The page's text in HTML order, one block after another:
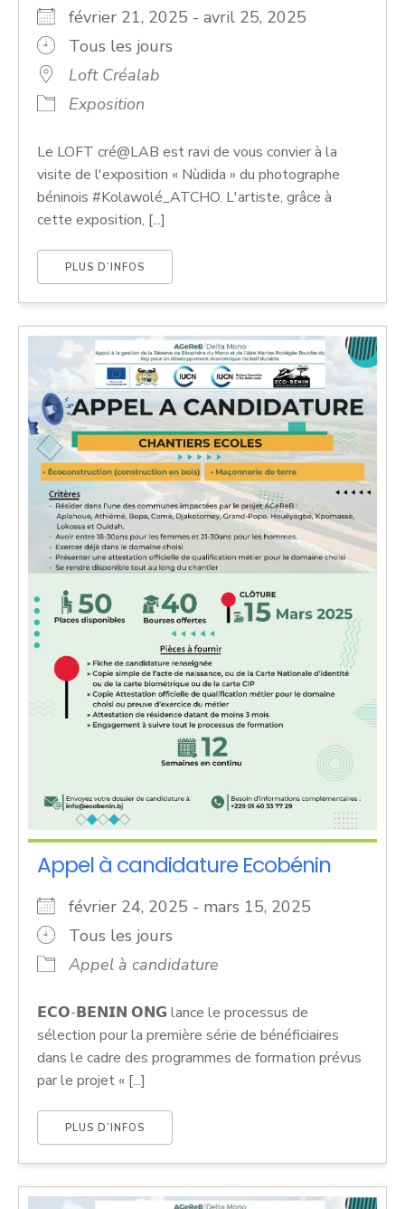
février 21, 2025 - avril 25, 2025
Tous les jours
Loft Créalab
Exposition
Le LOFT cré@LAB est ravi de vous convier à la
visite de l'exposition « Nùdida » du photographe
béninois #Kolawolé_ATCHO. L'artiste, grâce à
cette exposition, [...]
PLUS D’INFOS
Appel à candidature Ecobénin
février 24, 2025 - mars 15, 2025
Tous les jours
Appel à candidature
𝗘𝗖𝗢-𝗕𝗘𝗡𝗜𝗡 𝗢𝗡𝗚 lance le processus de
sélection pour la première série de bénéficiaires
dans le cadre des programmes de formation prévus
par le projet « [...]
PLUS D’INFOS